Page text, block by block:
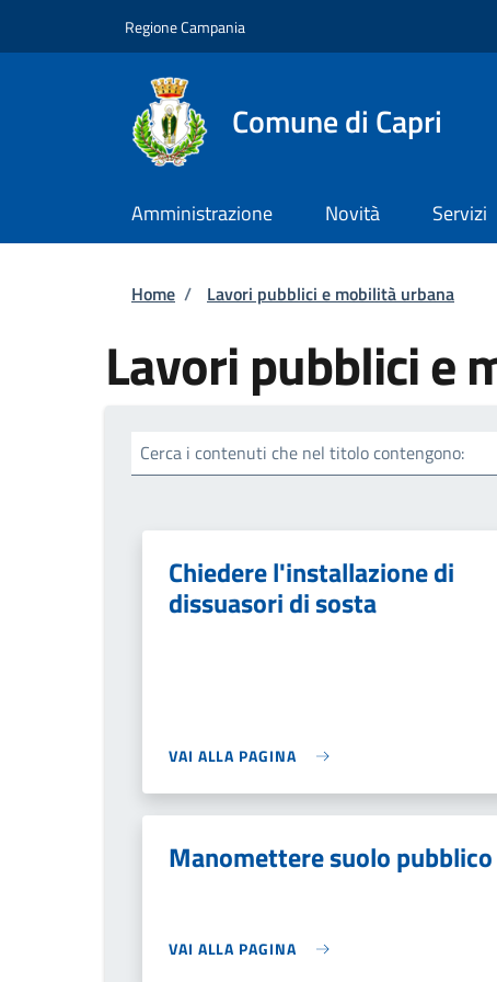
Regione Campania
Comune di Capri
Amministrazione Novità Servizi
Briciole di pane
Home / Lavori pubblici e mobilità urbana
Lavori pubblici e
Cerca i contenuti che nel titolo contengono:
Chiedere l'installazione di
dissuasori di sosta
VAI ALLA PAGINA
Manomettere suolo pubblico
VAI ALLA PAGINA